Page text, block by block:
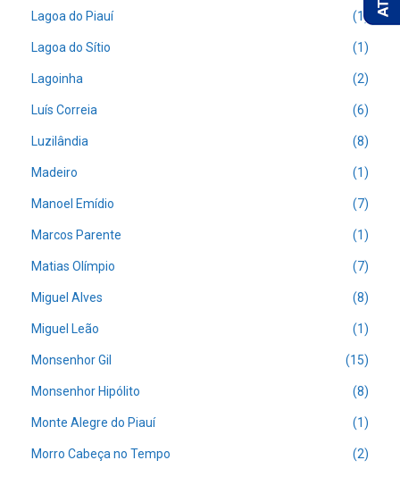
Lagoa do Piauí (1)
Lagoa do Sítio (1)
Lagoinha (2)
Luís Correia (6)
Luzilândia (8)
Madeiro (1)
Manoel Emídio (7)
Marcos Parente (1)
Matias Olímpio (7)
Miguel Alves (8)
Miguel Leão (1)
Monsenhor Gil (15)
Monsenhor Hipólito (8)
Monte Alegre do Piauí (1)
Morro Cabeça no Tempo (2)